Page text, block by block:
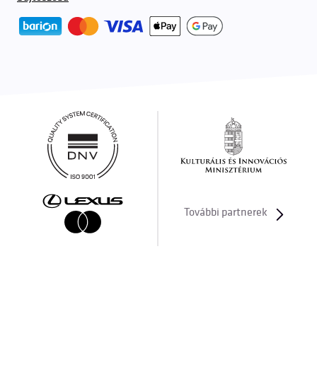
További partnerek